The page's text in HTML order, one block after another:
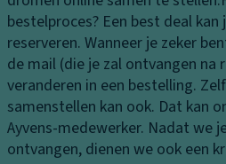
pl
a
m
p
e
n
K
k
e-
u
p
s
pi
e
g
i
m
t
e
A
a
n
bestelproces? Een best deal
reserveren. Wanneer je zeker
de mail (die je zal ontvangen na
veranderen in een bestelling.
samenstellen kan ook. Dat kan
Ayvens-medewerker. Nadat we
ontvangen, dienen we ook een